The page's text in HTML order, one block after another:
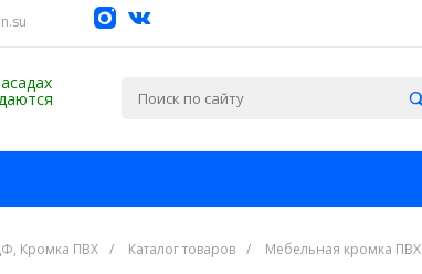
Кромка ПВХ / Каталог товаров / Мебельная кромка ПВХ